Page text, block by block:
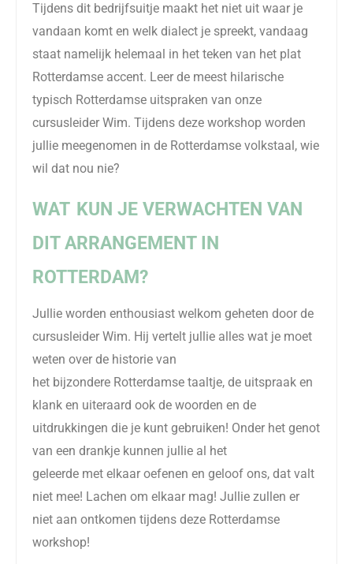
Tijdens dit bedrijfsuitje maakt het niet uit waar je
vandaan komt en welk dialect je spreekt, vandaag
staat namelijk helemaal in het teken van het plat
Rotterdamse accent. Leer de meest hilarische
typisch Rotterdamse uitspraken van onze
cursusleider Wim. Tijdens deze workshop worden
jullie meegenomen in de Rotterdamse volkstaal, wie
wil dat nou nie?
WAT KUN JE VERWACHTEN VAN
DIT ARRANGEMENT IN
ROTTERDAM?
Jullie worden enthousiast welkom geheten door de
cursusleider Wim. Hij vertelt jullie alles wat je moet
weten over de historie van
het bijzondere Rotterdamse taaltje, de uitspraak en
klank en uiteraard ook de woorden en de
uitdrukkingen die je kunt gebruiken! Onder het genot
van een drankje kunnen jullie al het
geleerde met elkaar oefenen en geloof ons, dat valt
niet mee! Lachen om elkaar mag! Jullie zullen er
niet aan ontkomen tijdens deze Rotterdamse
workshop!